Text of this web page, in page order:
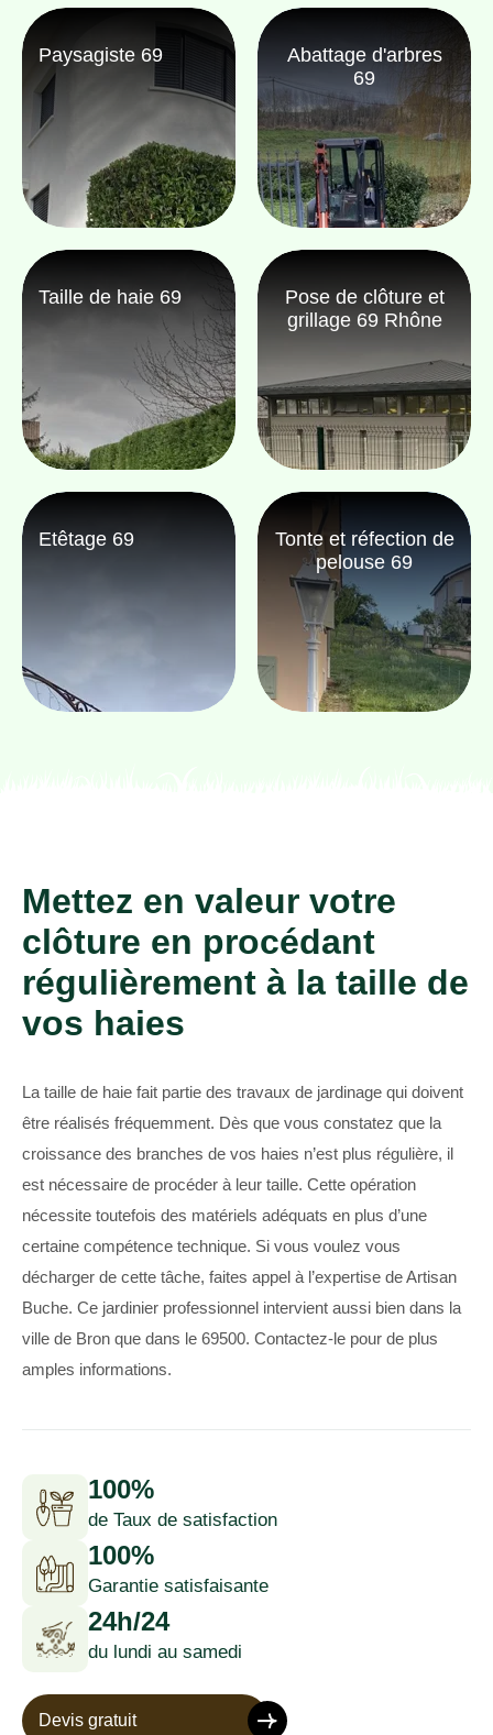
Paysagiste 69
Abattage d'arbres
69
Taille de haie 69
Pose de clôture et
grillage 69 Rhône
Etêtage 69
Tonte et réfection de
pelouse 69
Mettez en valeur votre
clôture en procédant
régulièrement à la taille de
vos haies
La taille de haie fait partie des travaux de jardinage qui doivent
être réalisés fréquemment. Dès que vous constatez que la
croissance des branches de vos haies n’est plus régulière, il
est nécessaire de procéder à leur taille. Cette opération
nécessite toutefois des matériels adéquats en plus d’une
certaine compétence technique. Si vous voulez vous
décharger de cette tâche, faites appel à l’expertise de Artisan
Buche. Ce jardinier professionnel intervient aussi bien dans la
ville de Bron que dans le 69500. Contactez-le pour de plus
amples informations.
100%
de Taux de satisfaction
100%
Garantie satisfaisante
24h/24
du lundi au samedi
Devis gratuit